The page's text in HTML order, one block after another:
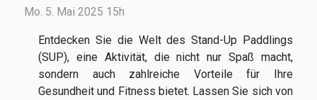
Mo. 5. Mai 2025 15h
Entdecken Sie die Welt des Stand-Up Paddlings
(SUP), eine Aktivität, die nicht nur Spaß macht,
sondern auch zahlreiche Vorteile für Ihre
Gesundheit und Fitness bietet. Lassen Sie sich von